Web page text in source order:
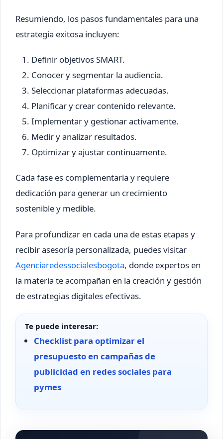
Resumiendo, los pasos fundamentales para una
estrategia exitosa incluyen:
Definir objetivos SMART.
Conocer y segmentar la audiencia.
Seleccionar plataformas adecuadas.
Planificar y crear contenido relevante.
Implementar y gestionar activamente.
Medir y analizar resultados.
Optimizar y ajustar continuamente.
Cada fase es complementaria y requiere
dedicación para generar un crecimiento
sostenible y medible.
Para profundizar en cada una de estas etapas y
recibir asesoría personalizada, puedes visitar
Agenciaredessocialesbogota, donde expertos en
la materia te acompañan en la creación y gestión
de estrategias digitales efectivas.
Te puede interesar:
Checklist para optimizar el
presupuesto en campañas de
publicidad en redes sociales para
pymes